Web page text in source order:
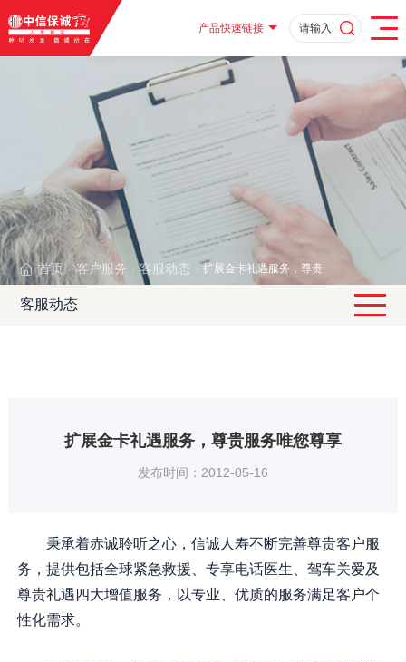
产品快速链接
首页 · 客户服务 · 客服动态 · 扩展金卡礼遇服务，尊贵服务唯您尊享
客服动态
扩展金卡礼遇服务，尊贵服务唯您尊享
发布时间：2012-05-16
秉承着赤诚聆听之心，信诚人寿不断完善尊贵客户服
务，提供包括全球紧急救援、专享电话医生、驾车关爱及
尊贵礼遇四大增值服务，以专业、优质的服务满足客户个
性化需求。